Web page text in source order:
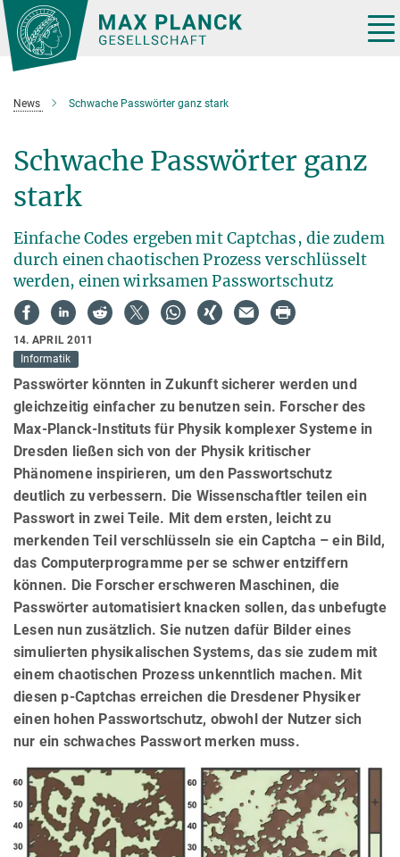
Hauptinhalt
News Schwache Passwörter ganz stark
Schwache Passwörter ganz
stark
Einfache Codes ergeben mit Captchas, die zudem
durch einen chaotischen Prozess verschlüsselt
werden, einen wirksamen Passwortschutz
14. APRIL 2011
Informatik
Passwörter könnten in Zukunft sicherer werden und
gleichzeitig einfacher zu benutzen sein. Forscher des
Max-Planck-Instituts für Physik komplexer Systeme in
Dresden ließen sich von der Physik kritischer
Phänomene inspirieren, um den Passwortschutz
deutlich zu verbessern. Die Wissenschaftler teilen ein
Passwort in zwei Teile. Mit dem ersten, leicht zu
merkenden Teil verschlüsseln sie ein Captcha – ein Bild,
das Computerprogramme per se schwer entziffern
können. Die Forscher erschweren Maschinen, die
Passwörter automatisiert knacken sollen, das unbefugte
Lesen nun zusätzlich. Sie nutzen dafür Bilder eines
simulierten physikalischen Systems, das sie zudem mit
einem chaotischen Prozess unkenntlich machen. Mit
diesen p-Captchas erreichen die Dresdener Physiker
einen hohen Passwortschutz, obwohl der Nutzer sich
nur ein schwaches Passwort merken muss.